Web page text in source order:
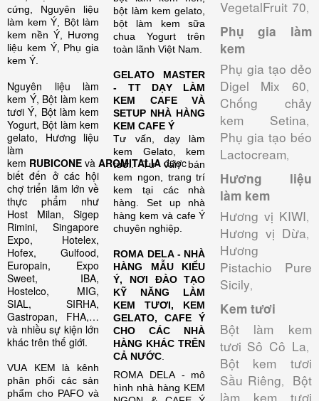
cứng, Nguyên liệu
làm kem Ý, Bột làm
kem nền Ý, Hương
liệu kem Ý, Phụ gia
kem Ý.
Nguyên liệu làm
kem Ý, Bột làm kem
tươi Ý, Bột làm kem
Yogurt, Bột làm kem
gelato, Hương liệu
làm
kem RUBICONE và AROMITALIA được
biết đến ở các hội
chợ triển lãm lớn về
thực phẩm như
Host Milan, Sigep
Rimini, Singapore
Expo, Hotelex,
Hofex, Gulfood,
Europain, Expo
Sweet, IBA,
Hostelco, MIG,
SIAL, SIRHA,
Gastropan, FHA,…
và nhiều sự kiện lớn
khác trên thế giới.
VUA KEM là kênh
phân phối các sản
phẩm cho PAFO và
bột làm kem gelato,
bột làm kem sữa
chua Yogurt trên
toàn lãnh Việt Nam.
GELATO MASTER
- TT DẠY LÀM
KEM CAFE VÀ
SETUP NHÀ HÀNG
KEM CAFE Ý
Tư vấn, dạy làm
kem Gelato, kem
tươi. Tư vấn bán
kem ngon, trang trí
kem tại các nhà
hàng. Set up nhà
hàng kem và cafe Ý
chuyên nghiệp.
ROMA DELA - NHÀ
HÀNG MẪU KIỂU
Ý, NƠI ĐÀO TẠO
KỸ NĂNG LÀM
KEM TƯƠI, KEM
GELATO, CAFE Ý
CHO CÁC NHÀ
HÀNG KHÁC TRÊN
CẢ NƯỚC
ROMA DELA - mô
hình nhà hàng KEM
VegetalFruit 70,
Phụ gia làm
kem
Phụ gia tạo dẻo
Digel Mix 60,
Chống chảy
kem Setina,
Phụ gia tạo béo
Lactocream,
Hương liệu
làm kem
Hương vị KIWI,
Hương vị Dừa,
Hương
Pistachio Pure
Sicily,
Kem tươi
Bột làm kem
tươi Sô Cô La,
Bột kem tươi
Sầu Riêng, Bột
làm kem tươi